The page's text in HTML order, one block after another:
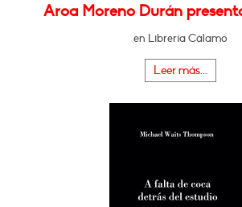
Aroa Moreno Durán
en Librería Cálamo
Leer más...